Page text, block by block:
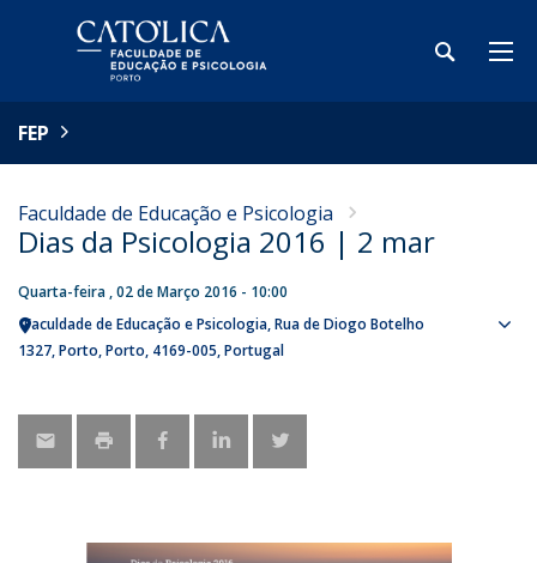
FEP
Faculdade de Educação e Psicologia
Dias da Psicologia 2016 | 2 mar
Quarta-feira , 02 de Março 2016 - 10:00
Faculdade de Educação e Psicologia Rua de Diogo Botelho
1327 Porto Porto 4169-005 Portugal